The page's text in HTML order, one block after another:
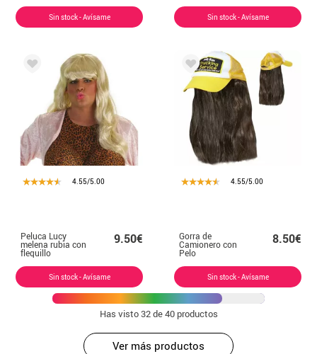
Sin stock - Avísame Sin stock - Avísame
4.55/5.00
Peluca Lucy
melena rubia con
flequillo
9.50€
Sin stock - Avísame
4.55/5.00
Gorra de
Camionero con
Pelo
8.50€
Sin stock - Avísame
Has visto32de 40 productos
Ver más productos